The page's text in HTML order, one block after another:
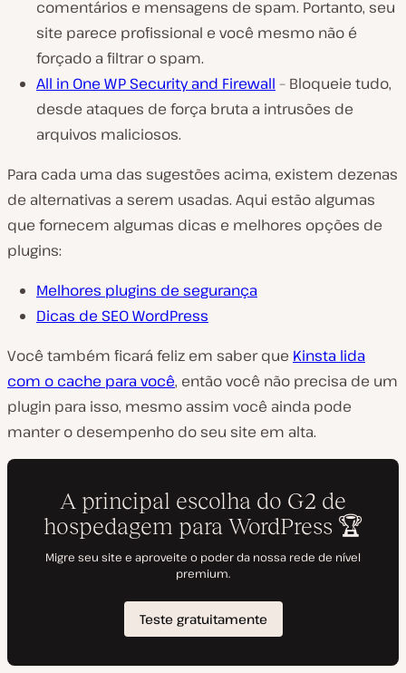
comentários e mensagens de spam. Portanto, seu
site parece profissional e você mesmo não é
forçado a filtrar o spam.
All in One WP Security and Firewall – Bloqueie tudo,
desde ataques de força bruta a intrusões de
arquivos maliciosos.
Para cada uma das sugestões acima, existem dezenas
de alternativas a serem usadas. Aqui estão algumas
que fornecem algumas dicas e melhores opções de
plugins:
Melhores plugins de segurança
Dicas de SEO WordPress
Você também ficará feliz em saber que Kinsta lida
com o cache para você, então você não precisa de um
plugin para isso, mesmo assim você ainda pode
manter o desempenho do seu site em alta.